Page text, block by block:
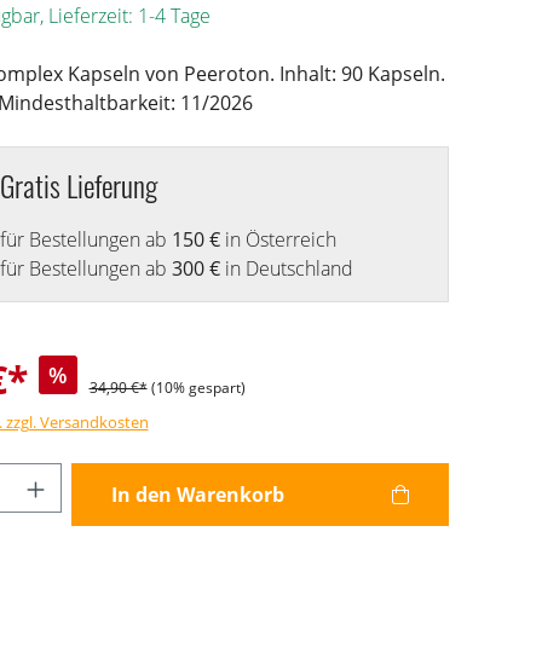
Lieferzeit: 1-4 Tage
Kapseln von Peeroton. Inhalt: 90 Kapseln.
11/2026
Gratis Lieferung
für Bestellungen ab 150 €in Österreich
für Bestellungen ab 300 €in Deutschland
% 34,90 €* (10% gespart)
zzgl. Versandkosten
Gib den gewünschten Wert
In den Warenkorb